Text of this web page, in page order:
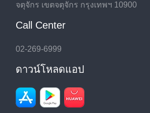
จตุจักร เขตจตุจักร กรุงเทพฯ 10900
Call Center
02-269-6999
ดาวน์โหลดแอป